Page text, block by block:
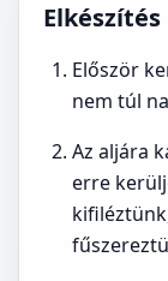
Elkészítés
Először
nem túl
Az aljára
erre